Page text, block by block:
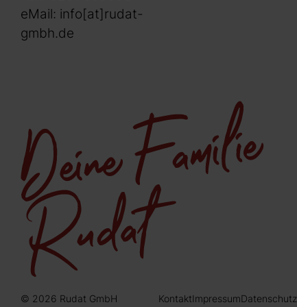
eMail: info[at]rudat-
gmbh.de
© 2026 Rudat GmbH KontaktImpressumDatenschutz